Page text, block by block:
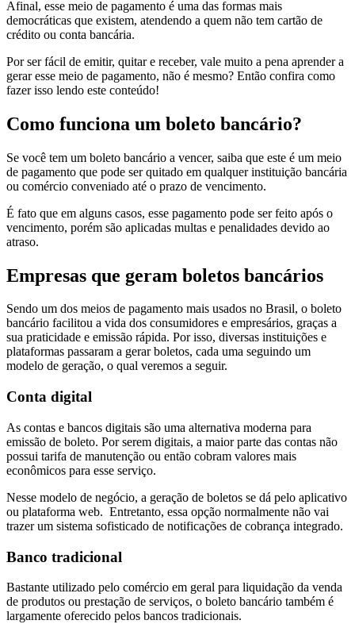
Afinal, esse meio de pagamento é uma das formas mais
democráticas que existem, atendendo a quem não tem cartão de
crédito ou conta bancária.
Por ser fácil de emitir, quitar e receber, vale muito a pena aprender a
gerar esse meio de pagamento, não é mesmo? Então confira como
fazer isso lendo este conteúdo!
Como funciona um boleto bancário?
Se você tem um boleto bancário a vencer, saiba que este é um meio
de pagamento que pode ser quitado em qualquer instituição bancária
ou comércio conveniado até o prazo de vencimento.
É fato que em alguns casos, esse pagamento pode ser feito após o
vencimento, porém são aplicadas multas e penalidades devido ao
atraso.
Empresas que geram boletos bancários
Sendo um dos meios de pagamento mais usados no Brasil, o boleto
bancário facilitou a vida dos consumidores e empresários, graças a
sua praticidade e emissão rápida. Por isso, diversas instituições e
plataformas passaram a gerar boletos, cada uma seguindo um
modelo de geração, o qual veremos a seguir.
Conta digital
As contas e bancos digitais são uma alternativa moderna para
emissão de boleto. Por serem digitais, a maior parte das contas não
possui tarifa de manutenção ou então cobram valores mais
econômicos para esse serviço.
Nesse modelo de negócio, a geração de boletos se dá pelo aplicativo
ou plataforma web. Entretanto, essa opção normalmente não vai
trazer um sistema sofisticado de notificações de cobrança integrado.
Banco tradicional
Bastante utilizado pelo comércio em geral para liquidação da venda
de produtos ou prestação de serviços, o boleto bancário também é
largamente oferecido pelos bancos tradicionais.